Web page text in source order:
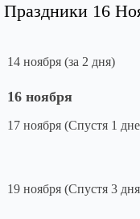
Праздники 16
14 ноября (за 2 дня)
16 ноября
17 ноября (Спустя 1
19 ноября (Спустя 3